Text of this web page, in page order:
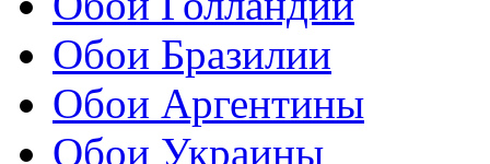
Обои Бразилии
Обои Аргентины
Обои Украины